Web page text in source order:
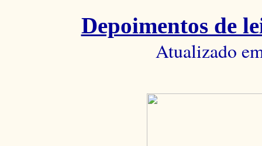
Depoimentos de
Atualizado